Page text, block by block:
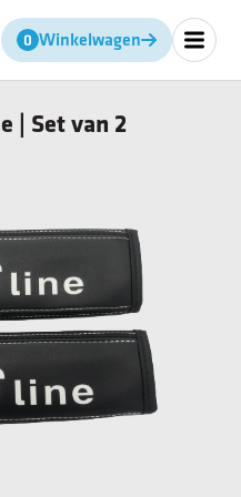
Winkelwagen
Geen producten in de
| Set van 2